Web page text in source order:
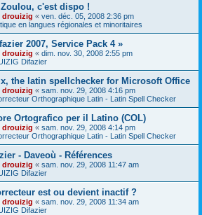
c'est dispo !
drouizig « ven. déc. 05, 2008 2:36 pm
en langues régionales et minoritaires
2007, Service Pack 4 »
drouizig « dim. nov. 30, 2008 2:55 pm
Difazier
the latin spellchecker for Microsoft Office
drouizig « sam. nov. 29, 2008 4:16 pm
Orthographique Latin - Latin Spell Checker
Ortografico per il Latino (COL)
drouizig « sam. nov. 29, 2008 4:14 pm
Orthographique Latin - Latin Spell Checker
- Daveoù - Références
drouizig « sam. nov. 29, 2008 11:47 am
Difazier
est ou devient inactif ?
drouizig « sam. nov. 29, 2008 11:34 am
Difazier